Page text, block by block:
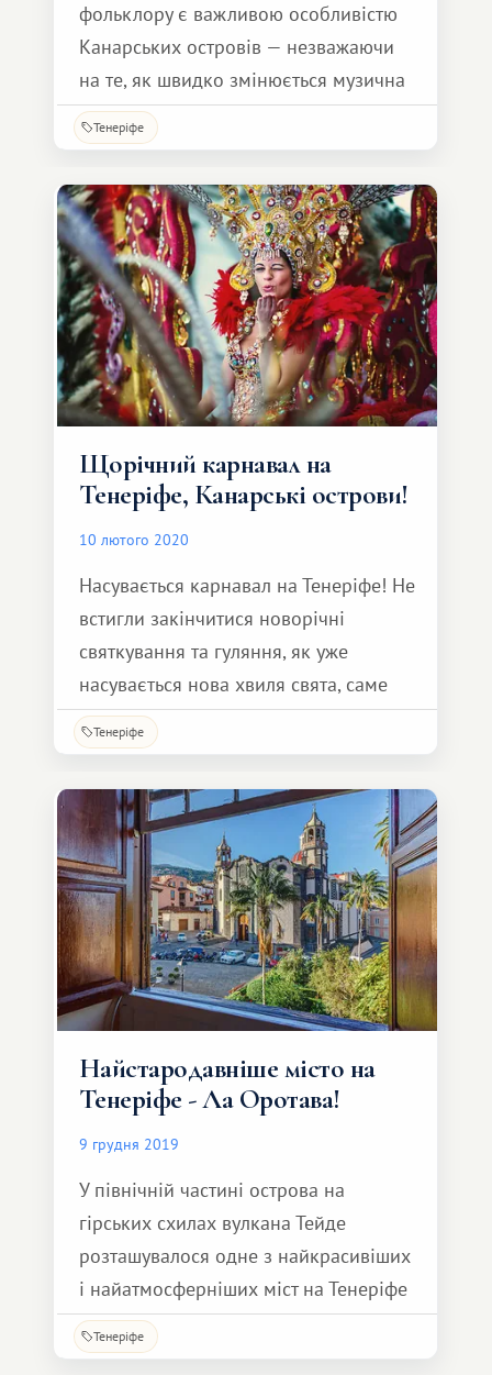
фольклору є важливою особливістю
Канарських островів — незважаючи
на те, як швидко змінюється музична
мода, канарці з любов'ю та повагою
вшановують і зберігають свої
традиції.
Тенеріфе
Щорічний карнавал на
Тенеріфе, Канарські острови!
10 лютого 2020
Насувається карнавал на Тенеріфе! Не
встигли закінчитися новорічні
святкування та гуляння, як уже
насувається нова хвиля свята, саме
час готуватись до Карнавалу!
Тенеріфе
Найстародавніше місто на
Тенеріфе - Ла Оротава!
9 грудня 2019
У північній частині острова на
гірських схилах вулкана Тейде
розташувалося одне з найкрасивіших
і найатмосферніших міст на Тенеріфе
- Ла Оротава!
Тенеріфе